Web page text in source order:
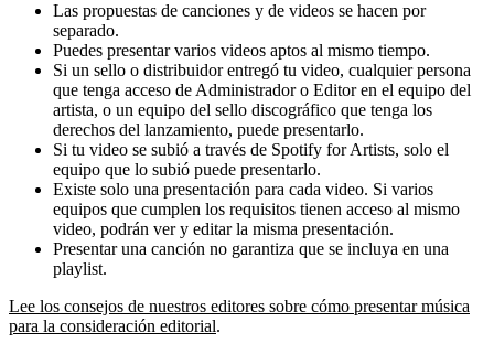
Las propuestas de canciones y de videos se hacen por
separado.
Puedes presentar varios videos aptos al mismo tiempo.
Si un sello o distribuidor entregó tu video, cualquier persona
que tenga acceso de Administrador o Editor en el equipo del
artista, o un equipo del sello discográfico que tenga los
derechos del lanzamiento, puede presentarlo.
Si tu video se subió a través de Spotify for Artists, solo el
equipo que lo subió puede presentarlo.
Existe solo una presentación para cada video. Si varios
equipos que cumplen los requisitos tienen acceso al mismo
video, podrán ver y editar la misma presentación.
Presentar una canción no garantiza que se incluya en una
playlist.
Lee los consejos de nuestros editores sobre cómo presentar música
para la consideración editorial.